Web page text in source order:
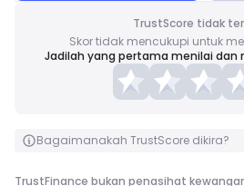
TrustScore tidak
Skor tidak mencukupi untuk
Jadilah yang pertama menilai dan
Bagaimanakah TrustScore dikira?
TrustFinance bukan penasihat